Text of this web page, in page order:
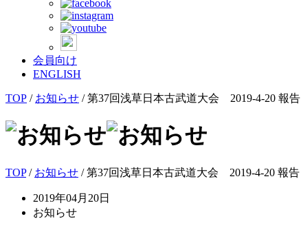
会員向け
ENGLISH
TOP / お知らせ /第37回浅草日本古武道大会 2019-4-20 報告
TOP/ お知らせ / 第37回浅草日本古武道大会 2019-4-20 報告
2019年04月20日
お知らせ